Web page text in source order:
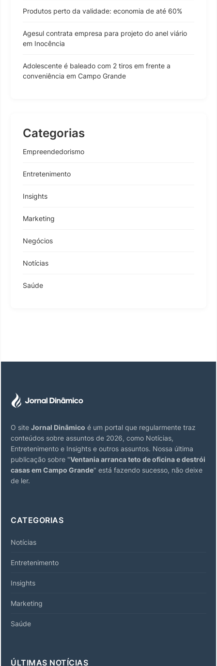
Produtos perto da validade: economia de até 60%
Agesul contrata empresa para projeto do anel viário
em Inocência
Adolescente é baleado com 2 tiros em frente a
conveniência em Campo Grande
Categorias
Empreendedorismo
Entretenimento
Insights
Marketing
Negócios
Notícias
Saúde
O site Jornal Dinâmico é um portal que regularmente traz
conteúdos sobre assuntos de 2026, como Notícias,
Entretenimento e Insights e outros assuntos. Nossa última
publicação sobre "Ventania arranca teto de oficina e destrói
casas em Campo Grande" está fazendo sucesso, não deixe
de ler.
CATEGORIAS
Notícias
Entretenimento
Insights
Marketing
Saúde
ÚLTIMAS NOTÍCIAS